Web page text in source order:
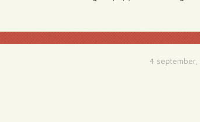
4 september,